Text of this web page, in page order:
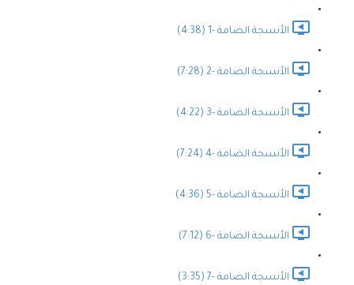
الأنسجة الضامة -1 (4:38)
الأنسجة الضامة -2 (7:28)
الأنسجة الضامة -3 (4:22)
الأنسجة الضامة -4 (7:24)
الأنسجة الضامة -5 (4:36)
الأنسجة الضامة -6 (7:12)
الأنسجة الضامة -7 (3:35)